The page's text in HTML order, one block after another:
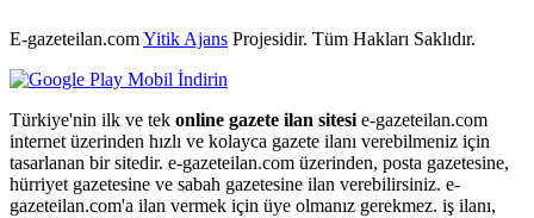
E-gazeteilan.comYitik Ajans Projesidir. Tüm Hakları Saklıdır.
Türkiye'nin ilk ve tek online gazete ilan sitesi e-gazeteilan.com
internet üzerinden hızlı ve kolayca gazete ilanı verebilmeniz için
tasarlanan bir sitedir. e-gazeteilan.com üzerinden, posta gazetesine,
hürriyet gazetesine ve sabah gazetesine ilan verebilirsiniz. e-
gazeteilan.com'a ilan vermek için üye olmanız gerekmez. iş ilanı,